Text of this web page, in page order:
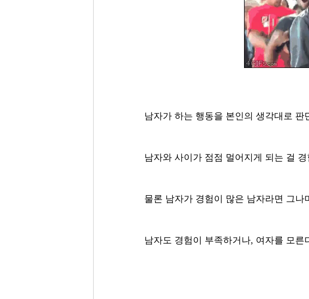
남자가 하는 행동을 본인의 생각대로
남자와 사이가 점점 멀어지게 되는 걸
물론 남자가 경험이 많은 남자라면 그나
남자도 경험이 부족하거나, 여자를 모른